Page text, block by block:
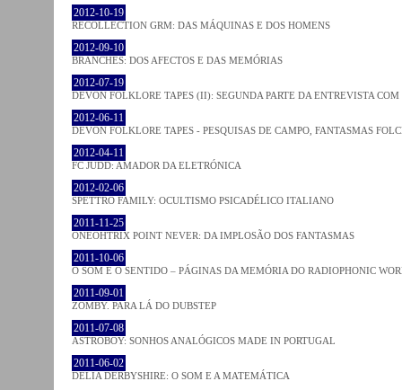
2012-10-19
RECOLLECTION GRM: DAS MÁQUINAS E DOS HOMENS
2012-09-10
BRANCHES: DOS AFECTOS E DAS MEMÓRIAS
2012-07-19
DEVON FOLKLORE TAPES (II): SEGUNDA PARTE DA ENTREVISTA
2012-06-11
DEVON FOLKLORE TAPES - PESQUISAS DE CAMPO, FANTASMAS
2012-04-11
FC JUDD: AMADOR DA ELETRÓNICA
2012-02-06
SPETTRO FAMILY: OCULTISMO PSICADÉLICO ITALIANO
2011-11-25
ONEOHTRIX POINT NEVER: DA IMPLOSÃO DOS FANTASMAS
2011-10-06
O SOM E O SENTIDO – PÁGINAS DA MEMÓRIA DO RADIOPHONIC
2011-09-01
ZOMBY. PARA LÁ DO DUBSTEP
2011-07-08
ASTROBOY: SONHOS ANALÓGICOS MADE IN PORTUGAL
2011-06-02
DELIA DERBYSHIRE: O SOM E A MATEMÁTICA